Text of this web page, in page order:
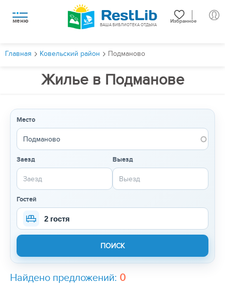
меню Избранное
ВАША БИБЛИОТЕКА ОТДЫХА
Главная Ковельский район Подманово
Жилье в Подманове
Место
Заезд Выезд
Гостей
2 гостя
Найдено предложений: 0